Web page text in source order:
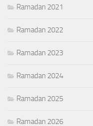
Ramadan 2021
Ramadan 2022
Ramadan 2023
Ramadan 2024
Ramadan 2025
Ramadan 2026